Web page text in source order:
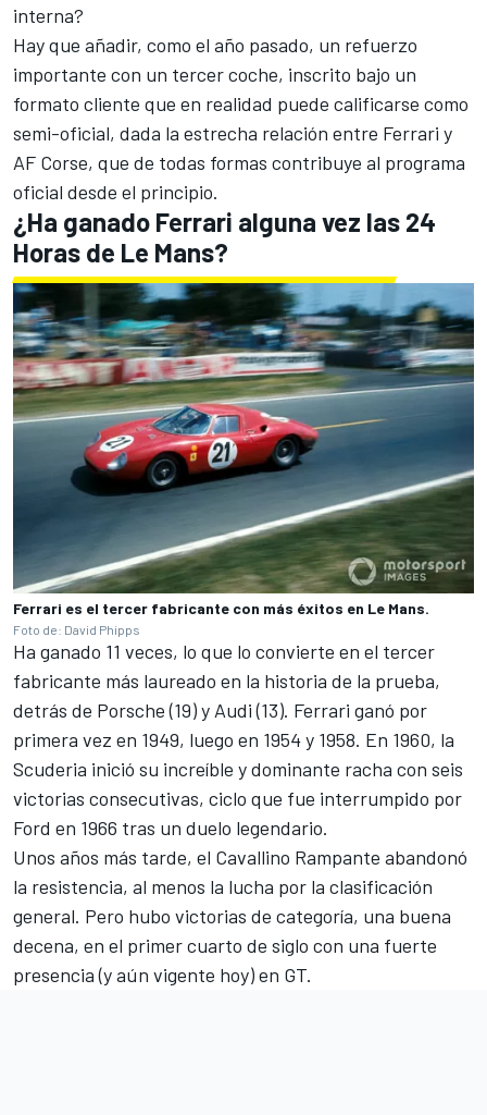
interna?
Hay que añadir, como el año pasado, un refuerzo
importante con un tercer coche, inscrito bajo un
formato cliente que en realidad puede calificarse como
semi-oficial, dada la estrecha relación entre Ferrari y
AF Corse, que de todas formas contribuye al programa
oficial desde el principio.
¿Ha ganado Ferrari alguna vez las 24
Horas de Le Mans?
Ferrari es el tercer fabricante con más éxitos en Le Mans.
Foto de: David Phipps
Ha ganado 11 veces, lo que lo convierte en el tercer
fabricante más laureado en la historia de la prueba,
detrás de Porsche (19) y Audi (13). Ferrari ganó por
primera vez en 1949, luego en 1954 y 1958. En 1960, la
Scuderia inició su increíble y dominante racha con seis
victorias consecutivas, ciclo que fue interrumpido por
Ford en 1966 tras un duelo legendario.
Unos años más tarde, el Cavallino Rampante abandonó
la resistencia, al menos la lucha por la clasificación
general. Pero hubo victorias de categoría, una buena
decena, en el primer cuarto de siglo con una fuerte
presencia (y aún vigente hoy) en GT.